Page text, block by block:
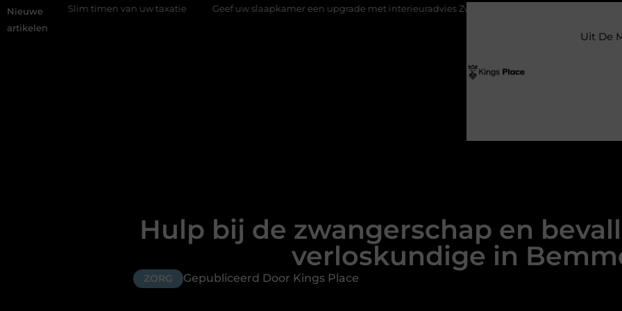
Nieuwe
artikelen
Slim timen van uw taxatie Geef uw slaapkamer een upgrade met interieuradvies Zwolle Nieuw verhuisd naar Laren? Waarom
Uit De
Hulp bij de zwangerschap en
verloskundige in
ZORG Gepubliceerd Door Kings Place